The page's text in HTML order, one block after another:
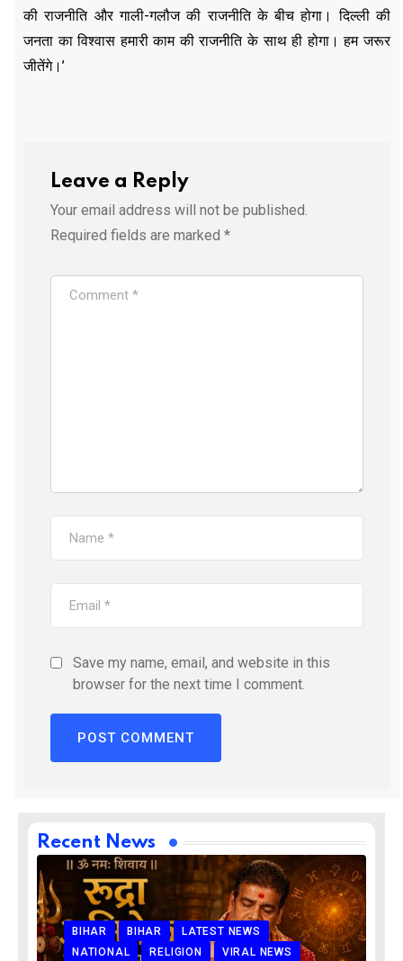
की राजनीति और गाली-गलौज की राजनीति के बीच होगा। दिल्ली की
जनता का विश्वास हमारी काम की राजनीति के साथ ही होगा। हम जरूर
जीतेंगे।’
Leave a Reply
Your email address will not be published.
Required fields are marked *
Save my name, email, and website in this
browser for the next time I comment.
Recent News
BIHAR BIHAR
LATEST NEWS
NATIONAL
RELIGION VIRAL NEWS